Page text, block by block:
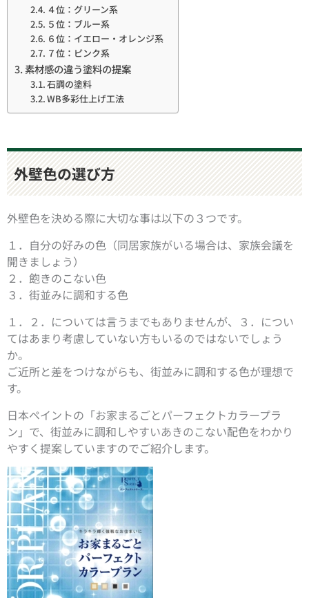
４位：グリーン系
５位：ブルー系
６位：イエロー・オレンジ系
７位：ピンク系
素材感の違う塗料の提案
石調の塗料
WB多彩仕上げ工法
外壁色の選び方
外壁色を決める際に大切な事は以下の３つです。
１．自分の好みの色（同居家族がいる場合は、家族会議を
開きましょう）
２．飽きのこない色
３．街並みに調和する色
１．２．については言うまでもありませんが、３．につい
てはあまり考慮していない方もいるのではないでしょう
か。
ご近所と差をつけながらも、街並みに調和する色が理想で
す。
日本ペイントの「お家まるごとパーフェクトカラープラ
ン」で、街並みに調和しやすいあきのこない配色をわかり
やすく提案していますのでご紹介します。